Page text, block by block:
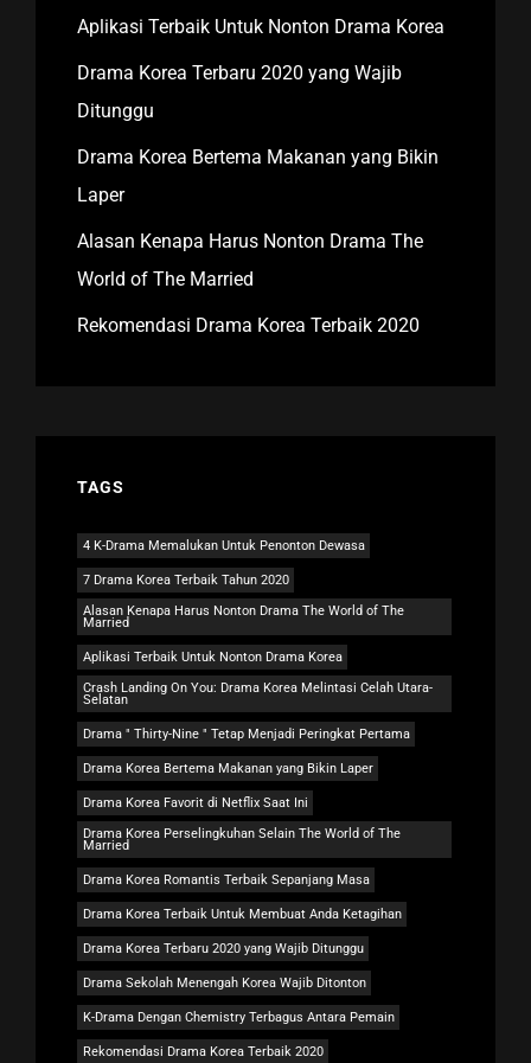
Aplikasi Terbaik Untuk Nonton Drama Korea
Drama Korea Terbaru 2020 yang Wajib
Ditunggu
Drama Korea Bertema Makanan yang Bikin
Laper
Alasan Kenapa Harus Nonton Drama The
World of The Married
Rekomendasi Drama Korea Terbaik 2020
TAGS
4 K-Drama Memalukan Untuk Penonton Dewasa
7 Drama Korea Terbaik Tahun 2020
Alasan Kenapa Harus Nonton Drama The World of The
Married
Aplikasi Terbaik Untuk Nonton Drama Korea
Crash Landing On You: Drama Korea Melintasi Celah Utara-
Selatan
Drama " Thirty-Nine " Tetap Menjadi Peringkat Pertama
Drama Korea Bertema Makanan yang Bikin Laper
Drama Korea Favorit di Netflix Saat Ini
Drama Korea Perselingkuhan Selain The World of The
Married
Drama Korea Romantis Terbaik Sepanjang Masa
Drama Korea Terbaik Untuk Membuat Anda Ketagihan
Drama Korea Terbaru 2020 yang Wajib Ditunggu
Drama Sekolah Menengah Korea Wajib Ditonton
K-Drama Dengan Chemistry Terbagus Antara Pemain
Rekomendasi Drama Korea Terbaik 2020